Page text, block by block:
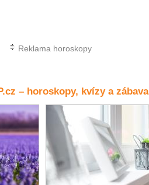
Reklama horoskopy
– horoskopy, kvízy a zábava